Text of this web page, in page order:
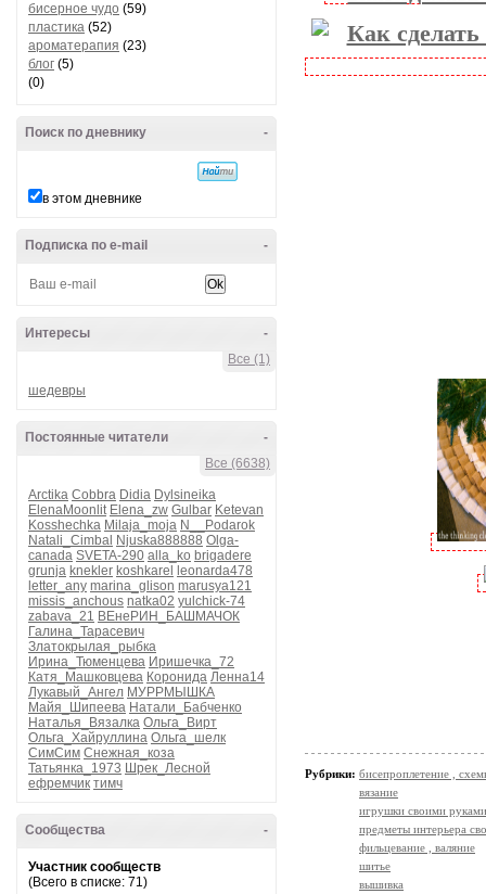
бисерное чудо (59)
пластика (52)
ароматерапия (23)
блог (5)
(0)
-
Поиск по дневнику
в этом дневнике
-
Подписка по e-mail
-
Интересы
Все (1)
шедевры
-
Постоянные читатели
Все (6638)
Arctika Cobbra Didia Dylsineika
ElenaMoonlit Elena_zw Gulbar Ketevan
Kosshechka Milaja_moja N__Podarok
Natali_Cimbal Njuska888888 Olga-
canada SVETA-290 alla_ko brigadere
grunja knekler koshkarel
leonarda478
letter_any marina_glison marusya121
missis_anchous natka02 yulchick-74
zabava_21 ВЕнеРИН_БАШМАЧОК
Галина_Тарасевич
Златокрылая_рыбка
Ирина_Тюменцева Иришечка_72
Катя_Машковцева Коронида Ленна14
Лукавый_Ангел МУРРМЫШКА
Майя_Шипеева Натали_Бабченко
Наталья_Вязалка Ольга_Вирт
Ольга_Хайруллина Ольга_шелк
СимСим Снежная_коза
Татьянка_1973 Шрек_Лесной
ефремчик тимч
-
Сообщества
Участник сообществ
(Всего в списке: 71)
Рубрики: бисепроплетение ,
вязание
игрушки своими руками
предметы интерьера
фильцевание , валяние
шитье
вышивка